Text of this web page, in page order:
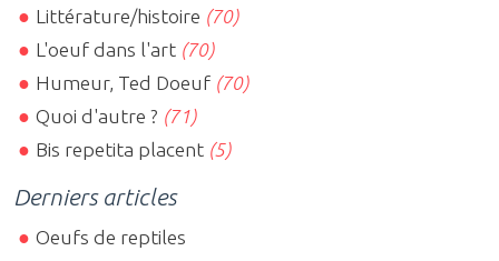
Littérature/histoire (70)
L'oeuf dans l'art (70)
Humeur, Ted Doeuf (70)
Quoi d'autre ? (71)
Bis repetita placent (5)
Derniers articles
Oeufs de reptiles